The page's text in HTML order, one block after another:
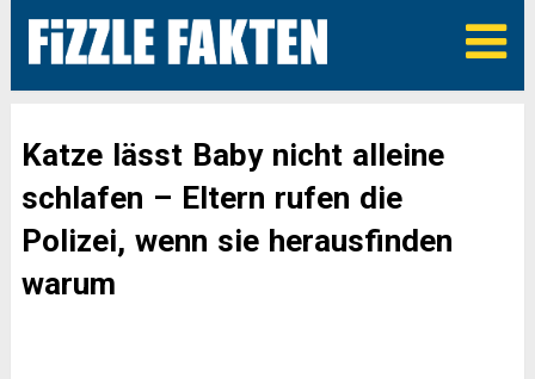
Katze lässt Baby nicht alleine
schlafen – Eltern rufen die
Polizei, wenn sie herausfinden
warum